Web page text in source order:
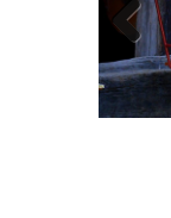
Previ
ous